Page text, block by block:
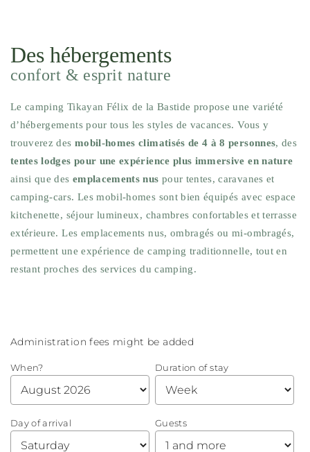
Des hébergements
confort & esprit nature
Le camping Tikayan Félix de la Bastide propose une variété
d’hébergements pour tous les styles de vacances. Vous y
trouverez des mobil-homes climatisés de 4 à 8 personnes, des
tentes lodges pour une expérience plus immersive en nature
ainsi que des emplacements nus pour tentes, caravanes et
camping-cars. Les mobil-homes sont bien équipés avec espace
kitchenette, séjour lumineux, chambres confortables et terrasse
extérieure. Les emplacements nus, ombragés ou mi-ombragés,
permettent une expérience de camping traditionnelle, tout en
restant proches des services du camping.